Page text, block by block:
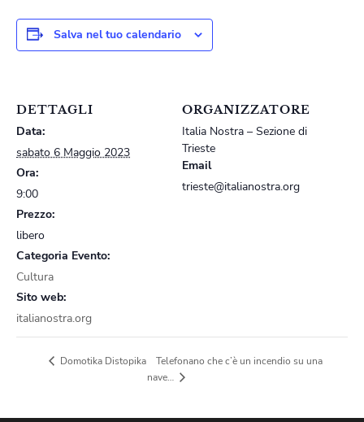
Salva nel tuo calendario
DETTAGLI
Data:
sabato 6 Maggio 2023
Ora:
9:00
Prezzo:
libero
Categoria Evento:
Cultura
Sito web:
italianostra.org
ORGANIZZATORE
Italia Nostra – Sezione di
Trieste
Email
trieste@italianostra.org
Domotika Distopika
Telefonano che c’è un incendio su una
nave…